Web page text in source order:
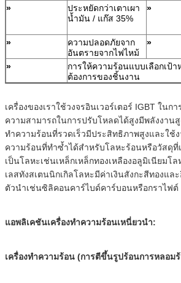
»
ประหยัดกว่าเตาเผา
น้ำมัน / แก๊ส 35%
»
»
ความปลอดภัยจาก
อันตรายจากไฟไหม้
»
»
การให้ความร้อนแบบเลือกเป้
ต้องการของชิ้นงาน
เครื่องของเราใช้วงจรอินเวอร์เตอร์ IGBT ใน
ความสามารถในการปรับโหลดได้สูงมีพลังงานสู
ทำความร้อนที่รวดเร็วมีประสิทธิภาพสูงและใช้
ความร้อนที่ทำซ้ำได้สำหรับโลหะร้อนหรือวัสดุ
เป็นโลหะเช่นเหล็กเหล็กทองเหลืองอลูมิเนียมโ
เลสทังสเตนนิกเกิลโลหะมีค่าเงินสังกะสีทองแล
ตัวนำเช่นซิลิคอนคาร์ไบด์คาร์บอนหรือกราไฟต์
แอพลิเคชันเครื่องทำความร้อนเหนี่ยวนำ:
เครื่องทำความร้อน (การตีขึ้นรูปร้อนการหลอม